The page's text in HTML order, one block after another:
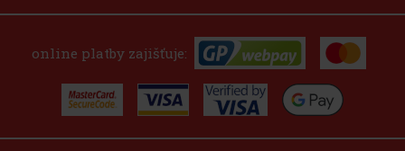
online platby zajišťuje: